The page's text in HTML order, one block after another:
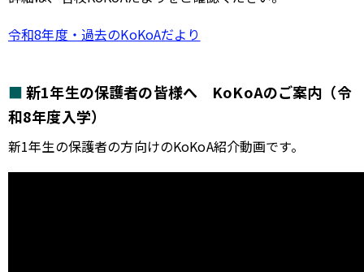
令和8年度・過去のKoKoAだより
新1年生の保護者の皆様へ KoKoAのご案内（令
和8年度入学）
新1年生の保護者の方向けのKoKoA紹介動画です。